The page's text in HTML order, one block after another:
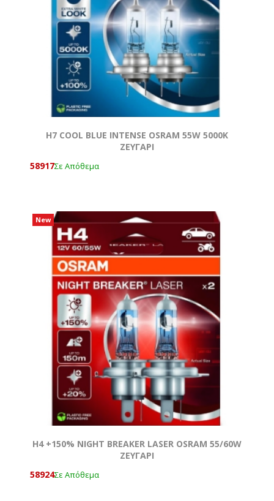
H7 COOL BLUE INTENSE OSRAM 55W 5000K
ΖΕΥΓΑΡΙ
58917Σε Απόθεμα
New
H4 +150% NIGHT BREAKER LASER OSRAM 55/60W
ΖΕΥΓΑΡΙ
58924Σε Απόθεμα